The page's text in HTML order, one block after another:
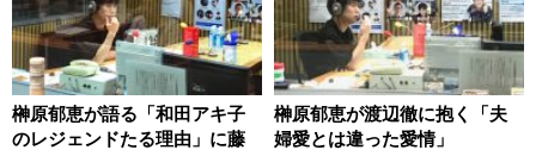
榊原郁恵が語る「和田アキ子
のレジェンドたる理由」に藤
榊原郁恵が渡辺徹に抱く「夫
婦愛とは違った愛情」